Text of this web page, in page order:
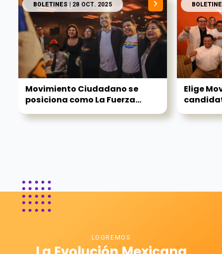
BOLETINES | 28 OCT. 2025
Movimiento Ciudadano se
posiciona como La Fuerza...
Elige
LOGREMOS